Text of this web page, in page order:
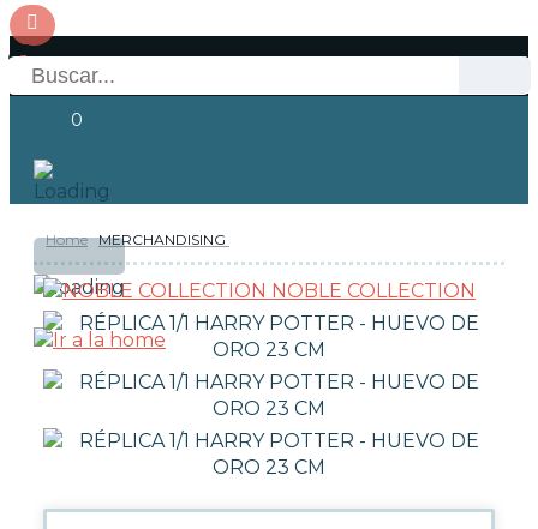
0
Acceso
OFERTAS
RESERVAS
NOVEDADES
FUNKO POP!
COLECCIONISMO
Home MERCHANDISING
NOBLE COLLECTION